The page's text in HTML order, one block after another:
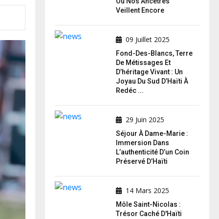
Veillent Encore
09 Juillet 2025
Fond-Des-Blancs, Terre
De Métissages Et
D’héritage Vivant : Un
Joyau Du Sud D’Haïti À
Redéc ...
29 Juin 2025
Séjour À Dame-Marie :
Immersion Dans
L’authenticité D’un Coin
Préservé D’Haïti
14 Mars 2025
Môle Saint-Nicolas :
Trésor Caché D'Haïti